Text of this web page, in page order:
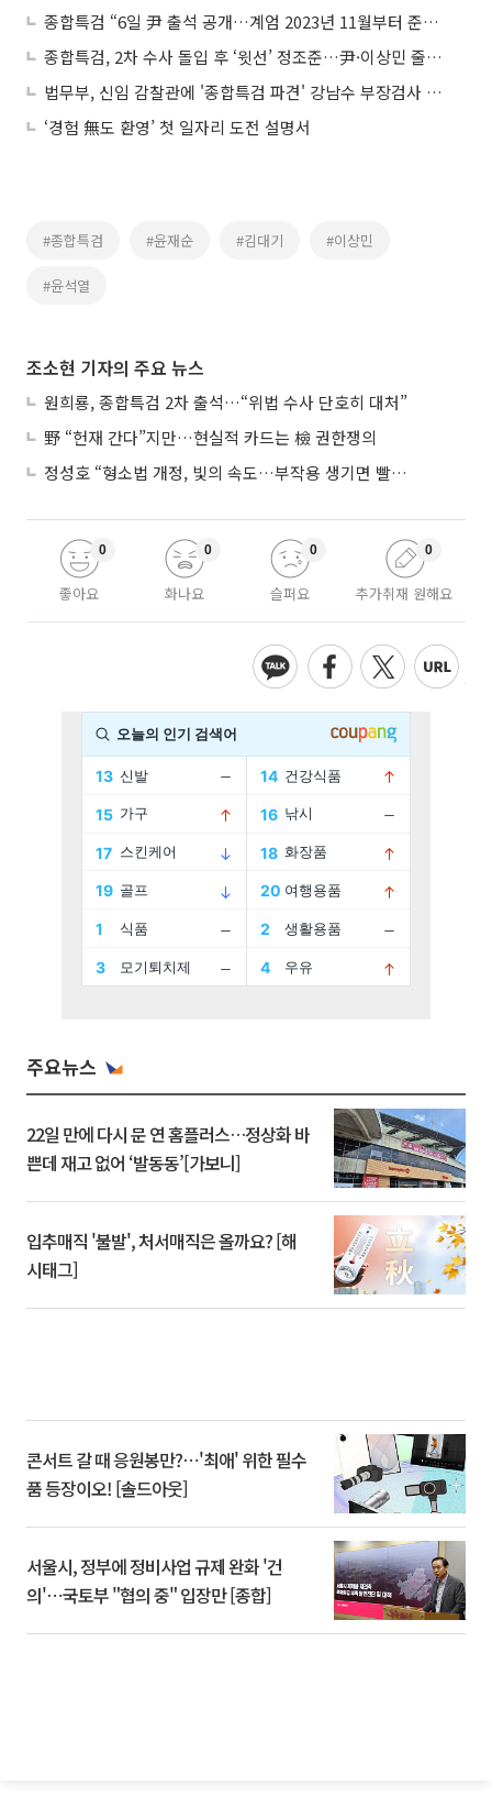
종합특검 “6일 尹 출석 공개…계엄 2023년 11월부터 준비 정황 확인”
종합특검, 2차 수사 돌입 후 ‘윗선’ 정조준…尹·이상민 줄소환
법무부, 신임 감찰관에 '종합특검 파견' 강남수 부장검사 임용
‘경험 無도 환영’ 첫 일자리 도전 설명서
#종합특검 #윤재순 #김대기 #이상민
#윤석열
조소현 기자의 주요 뉴스
원희룡, 종합특검 2차 출석…“위법 수사 단호히 대처”
野 “헌재 간다”지만…현실적 카드는 檢 권한쟁의
정성호 “형소법 개정, 빛의 속도…부작용 생기면 빨리 고쳐야”
좋아요
0
화나요
0
슬퍼요
0
추가취재 원해요
0
주요뉴스
22일 만에 다시 문 연 홈플러스…정상화 바
쁜데 재고 없어 ‘발동동’[가보니]
입추매직 '불발', 처서매직은 올까요? [해
시태그]
콘서트 갈 때 응원봉만?⋯'최애' 위한 필수
품 등장이오! [솔드아웃]
서울시, 정부에 정비사업 규제 완화 '건
의'⋯국토부 "협의 중" 입장만 [종합]